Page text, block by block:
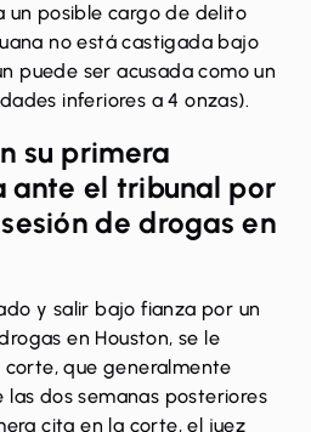
un posible cargo de delito
no está castigada bajo
puede ser acusada como un
inferiores a 4 onzas).
su primera
ante el tribunal por
de drogas en
y salir bajo fianza por un
en Houston, se le
que generalmente
dos semanas posteriores
cita en la corte, el juez